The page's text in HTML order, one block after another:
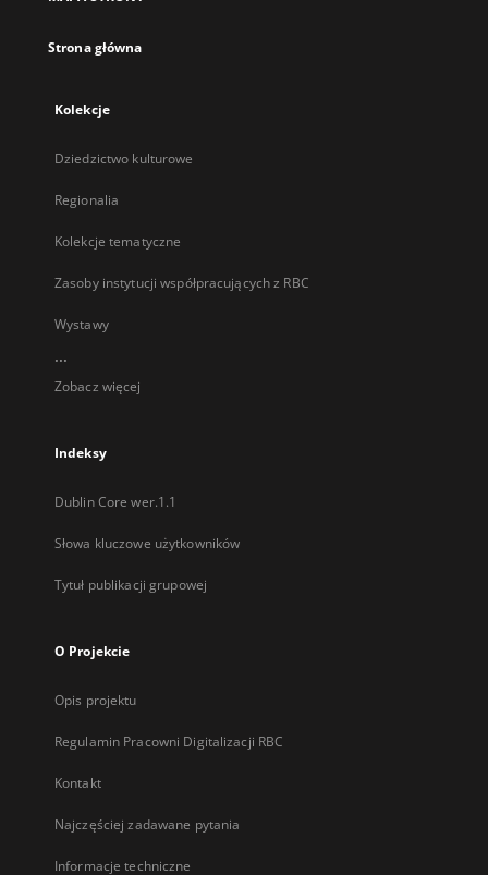
Strona główna
Kolekcje
Dziedzictwo kulturowe
Regionalia
Kolekcje tematyczne
Zasoby instytucji współpracujących z RBC
Wystawy
...
Zobacz więcej
Indeksy
Dublin Core wer.1.1
Słowa kluczowe użytkowników
Tytuł publikacji grupowej
O Projekcie
Opis projektu
Regulamin Pracowni Digitalizacji RBC
Kontakt
Najczęściej zadawane pytania
Informacje techniczne